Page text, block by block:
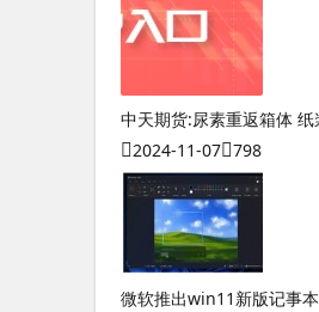
中天期货:尿素重返箱体
2024-11-07 798
微软推出win11新版记事